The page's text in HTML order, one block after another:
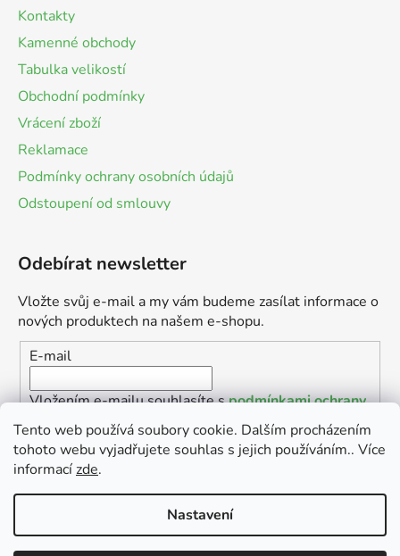
Tento web používá soubory cookie. Dalším procházením
tohoto webu vyjadřujete souhlas s jejich používáním.. Více
informacízde.
Nastavení
Kontakty
Kamenné obchody
Tabulka velikostí
Obchodní podmínky
Vrácení zboží
Reklamace
Podmínky ochrany osobních údajů
Odstoupení od smlouvy
Odebírat newsletter
Vložte svůj e-mail a my vám budeme zasílat informace o
nových produktech na našem e-shopu.
E-mail
Vložením e-mailu souhlasíte spodmínkami ochrany
osobních údajů
PŘIHLÁSIT SE